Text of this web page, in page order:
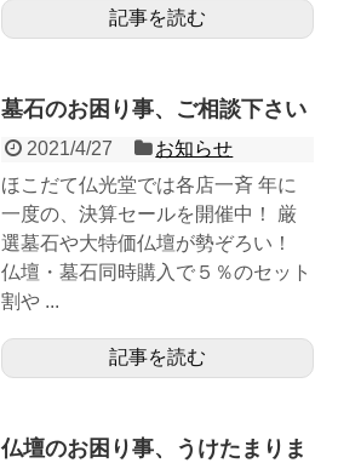
記事を読む
墓石のお困り事、ご相談下さい
2021/4/27
お知らせ
ほこだて仏光堂では各店一斉 年に
一度の、決算セールを開催中！ 厳
選墓石や大特価仏壇が勢ぞろい！
仏壇・墓石同時購入で５％のセット
割や ...
記事を読む
仏壇のお困り事、うけたまりま